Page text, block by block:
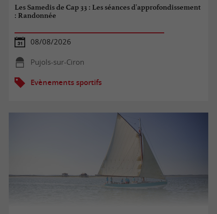
Les Samedis de Cap 33 : Les séances d'approfondissement
: Randonnée
08/08/2026
Pujols-sur-Ciron
Evènements sportifs